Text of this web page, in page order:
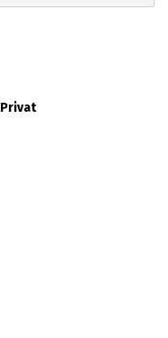
Privat